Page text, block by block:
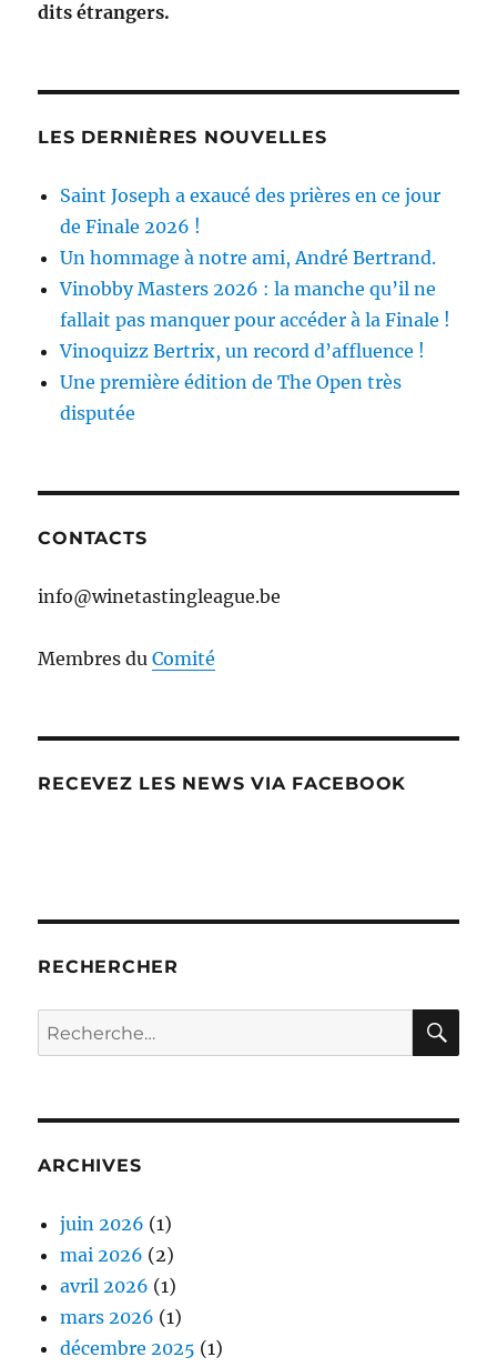
dits étrangers.
LES DERNIÈRES NOUVELLES
Saint Joseph a exaucé des prières en ce jour
de Finale 2026 !
Un hommage à notre ami, André Bertrand.
Vinobby Masters 2026 : la manche qu’il ne
fallait pas manquer pour accéder à la Finale !
Vinoquizz Bertrix, un record d’affluence !
Une première édition de The Open très
disputée
CONTACTS
info@winetastingleague.be
Membres duComité
RECEVEZ LES NEWS VIA FACEBOOK
RECHERCHER
Recherche
pour :
ARCHIVES
juin 2026 (1)
mai 2026 (2)
avril 2026 (1)
mars 2026 (1)
décembre 2025 (1)